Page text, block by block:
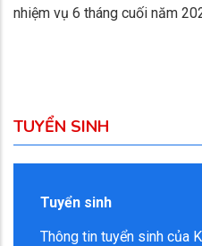
nhiệm vụ 6 tháng cuối năm
TUYỂN SINH
Tuyển sinh
Thông tin tuyển sinh của